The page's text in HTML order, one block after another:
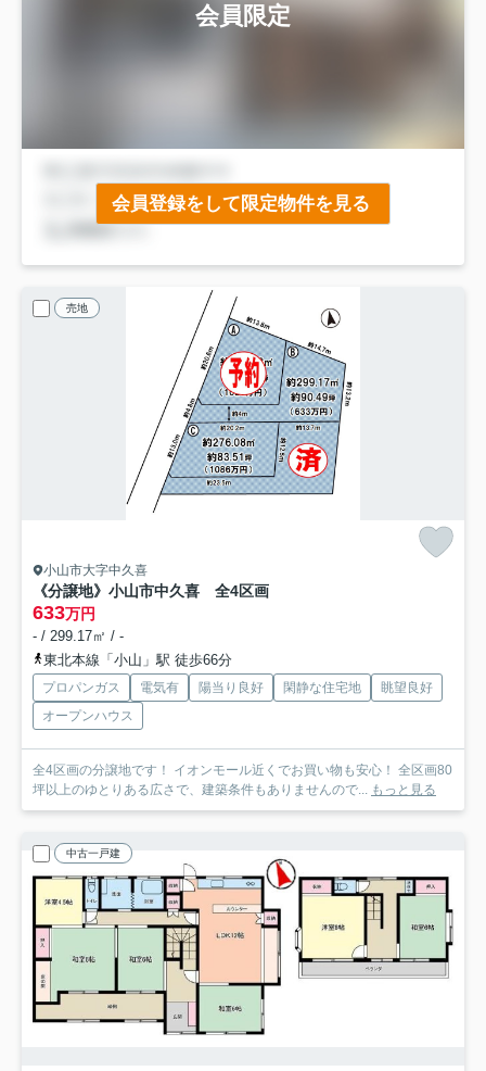
会員限定
会員登録をして限定物件を見る
売地
小山市大字中久喜
《分譲地》小山市中久喜 全4区画
633万円
- / 299.17㎡ / -
東北本線「小山」駅 徒歩66分
プロパンガス 電気有 陽当り良好 閑静な住宅地
眺望良好
オープンハウス
全4区画の分譲地です！ イオンモール近くでお買い物も安心！ 全区画80
坪以上のゆとりある広さで、建築条件もありませんので... もっと見る
中古一戸建